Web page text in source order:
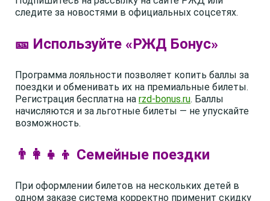
следите за новостями в официальных соцсетях.
🎫 Используйте «РЖД Бонус»
Программа лояльности позволяет копить баллы за
поездки и обменивать их на премиальные билеты.
Регистрация бесплатна на rzd-bonus.ru. Баллы
начисляются и за льготные билеты — не упускайте
возможность.
👨‍👩‍👧‍👦 Семейные поездки
При оформлении билетов на нескольких детей в
одном заказе система корректно применит скидку